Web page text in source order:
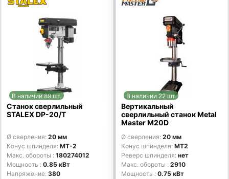
В наличии 89 шт.
Станок сверлильный
STALEX DP-20/T
Ø сверления 20 мм
Конус шпинделя MT-2
Макс. обороты
180274012
Мощность
0.85 кВт
Напряжение 380
В наличии 22 шт.
Вертикальный
сверлильный станок Metal
Master M20D
Ø сверления 20 мм
Конус шпинделя MT2
Реверс шпинделя нет
Макс. обороты
2910
Мощность
0.75 кВт